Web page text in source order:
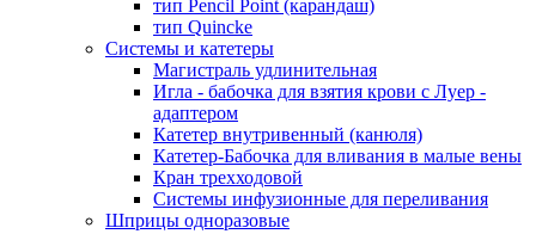
тип Pencil Point (карандаш)
тип Quincke
Системы и катетеры
Магистраль удлинительная
Игла - бабочка для взятия крови с Луер -
адаптером
Катетер внутривенный (канюля)
Катетер-Бабочка для вливания в малые вены
Кран трехходовой
Системы инфузионные для переливания
Шприцы одноразовые